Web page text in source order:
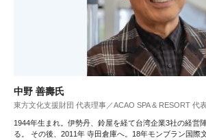
中野 善壽氏
東方文化支援財団 代表理事／ACAO SPA & RESORT 代
1944年生まれ。伊勢丹、鈴屋を経て台湾企業3社の経営
る。 その後、2011年 寺田倉庫へ。18年モンブラン国際